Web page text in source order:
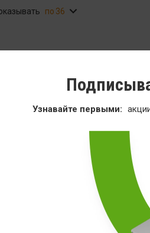
36
Узнавайте первыми: